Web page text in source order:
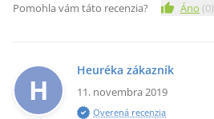
Pomohla vám táto recenzia?
Áno (0)
H
Heuréka zákazník
11. novembra 2019
Overená recenzia